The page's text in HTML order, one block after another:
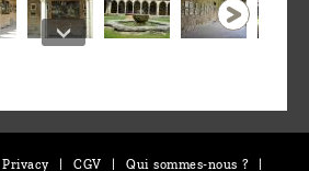
Privacy CGV Qui sommes-nous ?